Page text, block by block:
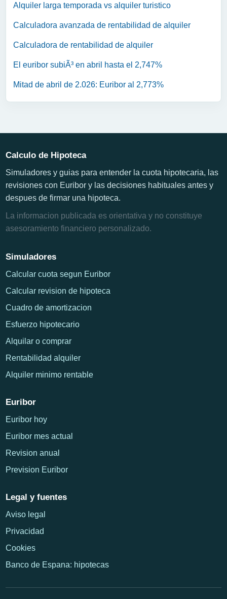
Alquiler larga temporada vs alquiler turistico
Calculadora avanzada de rentabilidad de alquiler
Calculadora de rentabilidad de alquiler
El euribor subiÃ³ en abril hasta el 2,747%
Mitad de abril de 2.026: Euribor al 2,773%
Calculo de Hipoteca
Simuladores y guias para entender la cuota hipotecaria, las
revisiones con Euribor y las decisiones habituales antes y
despues de firmar una hipoteca.
La informacion publicada es orientativa y no constituye
asesoramiento financiero personalizado.
Simuladores
Calcular cuota segun Euribor
Calcular revision de hipoteca
Cuadro de amortizacion
Esfuerzo hipotecario
Alquilar o comprar
Rentabilidad alquiler
Alquiler minimo rentable
Euribor
Euribor hoy
Euribor mes actual
Revision anual
Prevision Euribor
Legal y fuentes
Aviso legal
Privacidad
Cookies
Banco de Espana: hipotecas